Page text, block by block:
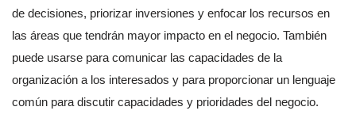
de decisiones, priorizar inversiones y enfocar los recursos en
las áreas que tendrán mayor impacto en el negocio. También
puede usarse para comunicar las capacidades de la
organización a los interesados y para proporcionar un lenguaje
común para discutir capacidades y prioridades del negocio.